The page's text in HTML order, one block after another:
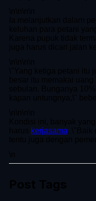
kerjasama